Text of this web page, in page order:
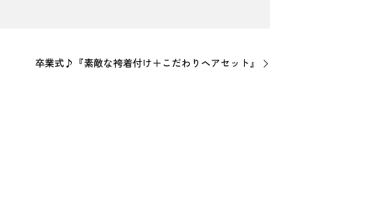
卒業式♪『素敵な袴着付け＋こだわりヘアセット』